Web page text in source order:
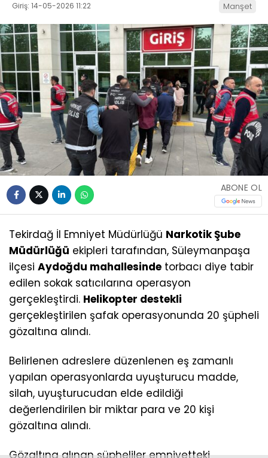
Giriş: 14-05-2026 11:22 Manşet
ABONE OL
Tekirdağ İl Emniyet Müdürlüğü Narkotik Şube
Müdürlüğü ekipleri tarafından, Süleymanpaşa
ilçesi Aydoğdu mahallesinde torbacı diye tabir
edilen sokak satıcılarına operasyon
gerçekleştirdi. Helikopter destekli
gerçekleştirilen şafak operasyonunda 20 şüpheli
gözaltına alındı.
Belirlenen adreslere düzenlenen eş zamanlı
yapılan operasyonlarda uyuşturucu madde,
silah, uyuşturucudan elde edildiği
değerlendirilen bir miktar para ve 20 kişi
gözaltına alındı.
Gözaltına alınan şüpheliler emniyetteki